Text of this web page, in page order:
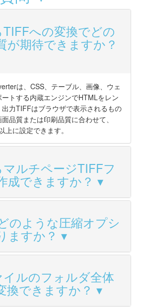
への変換でどの
が期待できますか？
は、CSS、テーブル、画像、ウェ
トする内蔵エンジンでHTMLをレン
出力TIFFはブラウザで表示されるもの
品質または印刷品質に合わせて、
上に設定できます。
ルチページTIFFフ
成できますか？
のような圧縮オプシ
ますか？
イルのフォルダ全体
換できますか？